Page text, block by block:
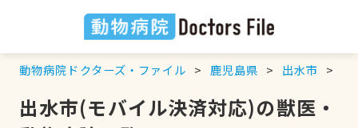
動物病院ドクターズ・ファイル 鹿児島県 出水市
出水市(モバイル決済対応)の獣医・